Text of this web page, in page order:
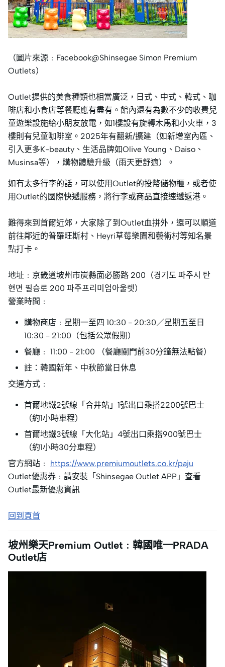
（圖片來源﹕Facebook@Shinsegae Simon Premium
Outlets）
Outlet提供的美食種類也相當廣泛，日式、中式、韓式、咖
啡店和小食店等餐廳應有盡有。館內還有為數不少的收費兒
童遊樂設施給小朋友放電，如1樓設有旋轉木馬和小火車，3
樓則有兒童咖啡室。2025年有翻新/擴建（如新增室內區、
引入更多K-beauty、生活品牌如Olive Young、Daiso、
Musinsa等），購物體驗升級（雨天更舒適）。
如有太多行李的話，可以使用Outlet的投幣儲物櫃，或者使
用Outlet的國際快遞服務，將行李或商品直接速遞返港。
難得來到首爾近郊，大家除了到Outlet血拼外，還可以順道
前往鄰近的普羅旺斯村、Heyri草莓樂園和藝術村等知名景
點打卡。
地址﹕京畿道坡州市炭縣面必勝路 200（경기도 파주시 탄
현면 필승로 200 파주프리미엄아울렛）
營業時間﹕
購物商店﹕星期一至四 10:30 - 20:30／星期五至日
10:30 - 21:00（包括公眾假期）
餐廳﹕ 11:00 - 21:00 （餐廳關門前30分鐘無法點餐）
註：韓國新年、中秋節當日休息
交通方式﹕
首爾地鐵2號線「合井站」1號出口乘搭2200號巴士
（約1小時車程）
首爾地鐵3號線「大化站」4號出口乘搭900號巴士
（約1小時30分車程）
官方網站﹕ https://www.premiumoutlets.co.kr/paju
Outlet優惠券﹕請安裝「Shinsegae Outlet APP」查看
Outlet最新優惠資訊
回到頁首
坡州樂天Premium Outlet﹕韓國唯一PRADA
Outlet店